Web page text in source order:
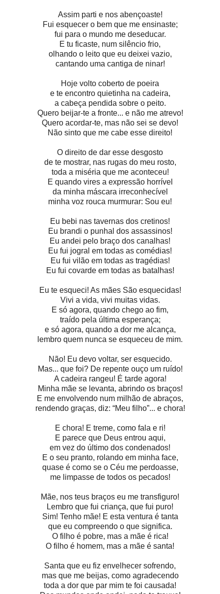
Assim parti e nos abençoaste!
Fui esquecer o bem que me ensinaste;
fui para o mundo me deseducar.
E tu ficaste, num silêncio frio,
olhando o leito que eu deixei vazio,
cantando uma cantiga de ninar!
Hoje volto coberto de poeira
e te encontro quietinha na cadeira,
a cabeça pendida sobre o peito.
Quero beijar-te a fronte... e não me atrevo!
Quero acordar-te, mas não sei se devo!
Não sinto que me cabe esse direito!
O direito de dar esse desgosto
de te mostrar, nas rugas do meu rosto,
toda a miséria que me aconteceu!
E quando vires a expressão horrível
da minha máscara irreconhecível
minha voz rouca murmurar: Sou eu!
Eu bebi nas tavernas dos cretinos!
Eu brandi o punhal dos assassinos!
Eu andei pelo braço dos canalhas!
Eu fui jogral em todas as comédias!
Eu fui vilão em todas as tragédias!
Eu fui covarde em todas as batalhas!
Eu te esqueci! As mães São esquecidas!
Vivi a vida, vivi muitas vidas.
E só agora, quando chego ao fim,
traído pela última esperança;
e só agora, quando a dor me alcança,
lembro quem nunca se esqueceu de mim.
Não! Eu devo voltar, ser esquecido.
Mas... que foi? De repente ouço um ruído!
A cadeira rangeu! É tarde agora!
Minha mãe se levanta, abrindo os braços!
E me envolvendo num milhão de abraços,
rendendo graças, diz: “Meu filho”... e chora!
E chora! E treme, como fala e ri!
E parece que Deus entrou aqui,
em vez do último dos condenados!
E o seu pranto, rolando em minha face,
quase é como se o Céu me perdoasse,
me limpasse de todos os pecados!
Mãe, nos teus braços eu me transfiguro!
Lembro que fui criança, que fui puro!
Sim! Tenho mãe! E esta ventura é tanta
que eu compreendo o que significa.
O filho é pobre, mas a mãe é rica!
O filho é homem, mas a mãe é santa!
Santa que eu fiz envelhecer sofrendo,
mas que me beijas, como agradecendo
toda a dor que par mim te foi causada!